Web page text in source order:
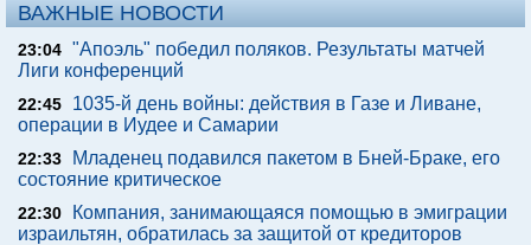
ВАЖНЫЕ НОВОСТИ
23:04 "Апоэль" победил поляков. Результаты матчей
Лиги конференций
22:45
1035-й день войны: действия в Газе и Ливане,
операции в Иудее и Самарии
22:33
Младенец подавился пакетом в Бней-Браке, его
состояние критическое
22:30
Компания, занимающаяся помощью в эмиграции
израильтян, обратилась за защитой от кредиторов